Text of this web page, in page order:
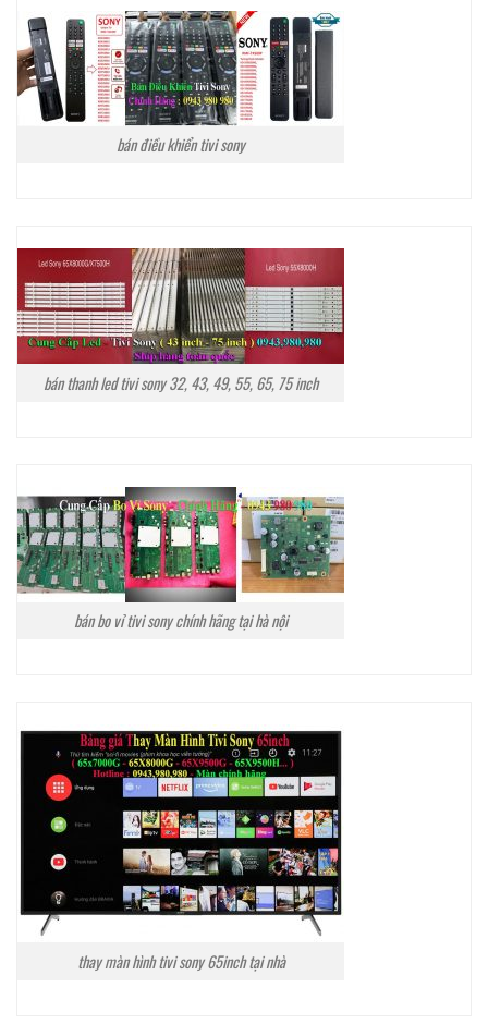
bán điều khiển tivi sony
bán thanh led tivi sony 32, 43, 49, 55, 65, 75 inch
bán bo vỉ tivi sony chính hãng tại hà nội
thay màn hình tivi sony 65inch tại nhà